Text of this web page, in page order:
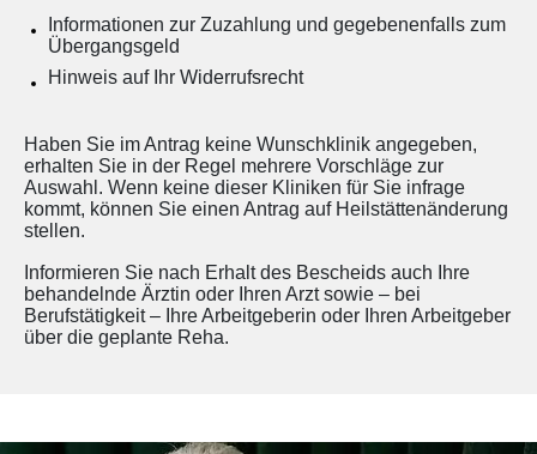
Informationen zur Zuzahlung und gegebenenfalls zum
Übergangsgeld
Hinweis auf Ihr Widerrufsrecht
Haben Sie im Antrag keine Wunschklinik angegeben,
erhalten Sie in der Regel mehrere Vorschläge zur
Auswahl. Wenn keine dieser Kliniken für Sie infrage
kommt, können Sie einen Antrag auf Heilstättenänderung
stellen.
Informieren Sie nach Erhalt des Bescheids auch Ihre
behandelnde Ärztin oder Ihren Arzt sowie – bei
Berufstätigkeit – Ihre Arbeitgeberin oder Ihren Arbeitgeber
über die geplante Reha.